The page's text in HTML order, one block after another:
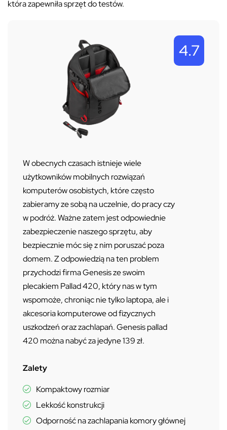
która zapewniła sprzęt do testów.
W obecnych czasach istnieje wiele
użytkowników mobilnych rozwiązań
komputerów osobistych, które często
zabieramy ze sobą na uczelnie, do pracy czy
w podróż. Ważne zatem jest odpowiednie
zabezpieczenie naszego sprzętu, aby
bezpiecznie móc się z nim poruszać poza
domem. Z odpowiedzią na ten problem
przychodzi firma Genesis ze swoim
plecakiem Pallad 420, który nas w tym
wspomoże, chroniąc nie tylko laptopa, ale i
akcesoria komputerowe od fizycznych
uszkodzeń oraz zachlapań. Genesis pallad
420 można nabyć za jedyne 139 zł.
4.7
Zalety
Kompaktowy rozmiar
Lekkość konstrukcji
Odporność na zachlapania komory głównej